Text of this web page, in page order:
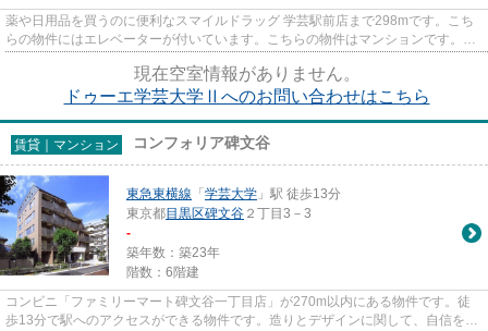
薬や日用品を買うのに便利なスマイルドラッグ 学芸駅前店まで298mです。こち
らの物件にはエレベーターが付いています。こちらの物件はマンションです。駅
現在空室情報がありません。
ドゥーエ学芸大学Ⅱへのお問い合わせはこちら
賃貸｜マンション コンフォリア碑文谷
東急東横線 「 学芸大学 」駅 徒歩13分
東京都目黒区碑文谷 ２丁目3－3
-
築年数：築23年
階数：6階建
コンビニ「ファミリーマート碑文谷一丁目店」が270m以内にある物件です。徒
歩13分で駅へのアクセスができる物件です。造りとデザインに関して、自信をも